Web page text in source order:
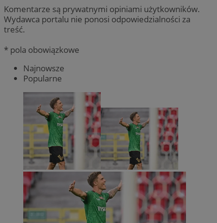
Komentarze są prywatnymi opiniami użytkowników.
Wydawca portalu nie ponosi odpowiedzialności za
treść.
* pola obowiązkowe
Najnowsze
Popularne